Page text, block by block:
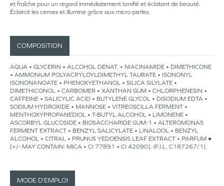
et fraîche pour un regard immédiatement tonifié et éclatant de beauté.
Éclaircit les cernes et illumine grâce aux micro-perles.
COMPOSITION
AQUA • GLYCERIN • ALCOHOL DENAT. • NIACINAMIDE • DIMETHICONE
• AMMONIUM POLYACRYLOYLDIMETHYL TAURATE • ISONONYL
ISONONANOATE • PHENOXYETHANOL • SILICA SILYLATE •
DIMETHICONOL • CARBOMER • XANTHAN GUM • CHLORPHENESIN •
CAFFEINE • SALICYLIC ACID • BUTYLENE GLYCOL • DISODIUM EDTA •
SODIUM HYDROXIDE • MANNOSE • VITREOSCILLA FERMENT •
MENTHOXYPROPANEDIOL • T-BUTYL ALCOHOL • LIMONENE •
ASCORBYL GLUCOSIDE • BIOSACCHARIDE GUM-1 • ALTEROMONAS
FERMENT EXTRACT • BENZYL SALICYLATE • LINALOOL • BENZYL
ALCOHOL • CITRAL • PRUNUS YEDOENSIS LEAF EXTRACT • PARFUM ●
[+/- MAY CONTAIN: MICA • CI 77891 • CI 42090]. (F.I.L. C187267/1).
MODE D’EMPLOI